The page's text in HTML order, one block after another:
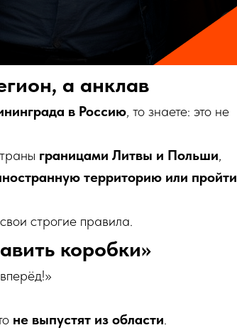
а анклав
в Россию, то знаете: это не
границами Литвы и Польши,
территорию или пройти
строгие правила.
коробки»
не выпустят из области.